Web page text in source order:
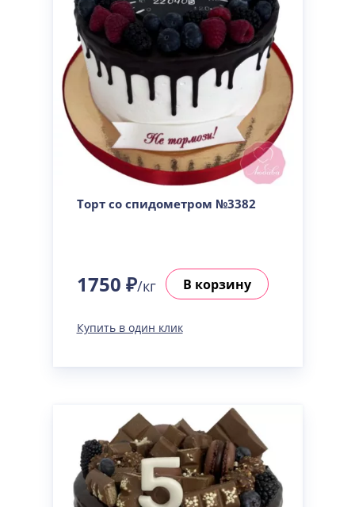
Торт со спидометром №3382
1750 ₽/кг В корзину
Купить в один клик